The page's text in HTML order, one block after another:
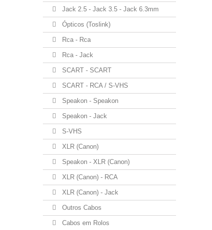
Jack 2.5 - Jack 3.5 - Jack 6.3mm
Ópticos (Toslink)
Rca - Rca
Rca - Jack
SCART - SCART
SCART - RCA / S-VHS
Speakon - Speakon
Speakon - Jack
S-VHS
XLR (Canon)
Speakon - XLR (Canon)
XLR (Canon) - RCA
XLR (Canon) - Jack
Outros Cabos
Cabos em Rolos